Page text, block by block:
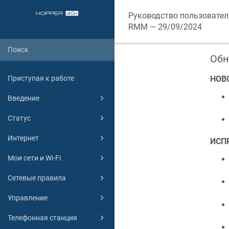
Приступая к работе
Введение
Статус
Интернет
Мои сети и Wi-Fi
Сетевые правила
Управление
Телефонная станция
Руководство
RMM — 29/09/2024